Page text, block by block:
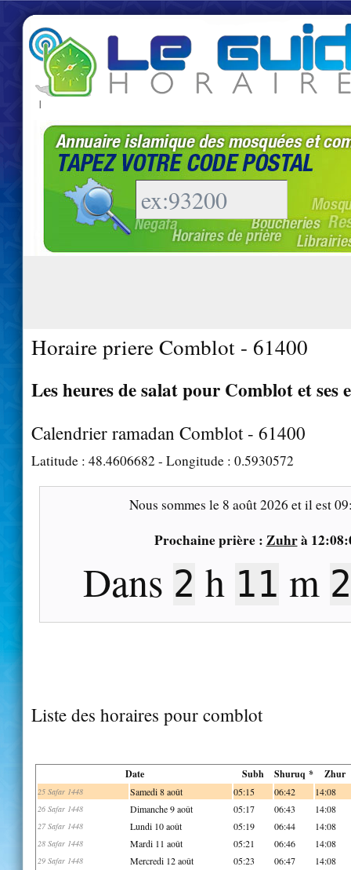
|
Horaire priere Comblot - 61400
Les heures de salat pour Comblot et ses
Calendrier ramadan Comblot - 61400
Latitude : 48.4606682 - Longitude : 0.5930572
Nous sommes le 8 août 2026 et il est
Prochaine prière : Zuhrà
Dans 2 h 11 m
Liste des horaires pour comblot
Date Subh Shuruq * Zhur
25 Safar 1448 Samedi 8 août 05:15 06:42 14:08
26 Safar 1448 Dimanche 9 août 05:17 06:43 14:08
27 Safar 1448 Lundi 10 août 05:19 06:44 14:08
28 Safar 1448 Mardi 11 août 05:21 06:46 14:08
29 Safar 1448 Mercredi 12 août 05:23 06:47 14:08